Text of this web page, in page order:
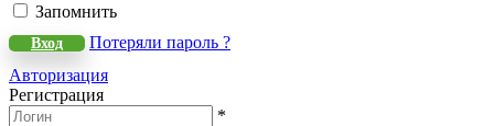
Запомнить
Вход
Потеряли пароль ?
Авторизация
Регистрация
*